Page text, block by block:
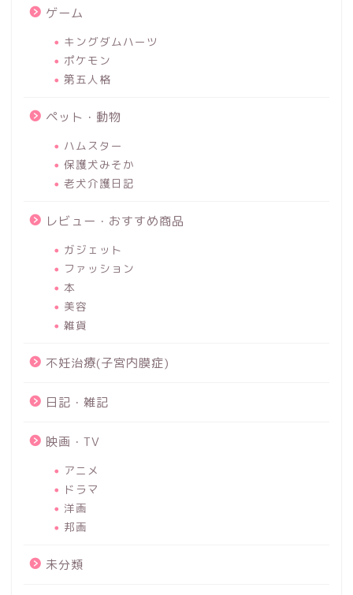
ゲーム
キングダムハーツ
ポケモン
第五人格
ペット・動物
ハムスター
保護犬みそか
老犬介護日記
レビュー・おすすめ商品
ガジェット
ファッション
本
美容
雑貨
不妊治療(子宮内膜症)
日記・雑記
映画・TV
アニメ
ドラマ
洋画
邦画
未分類